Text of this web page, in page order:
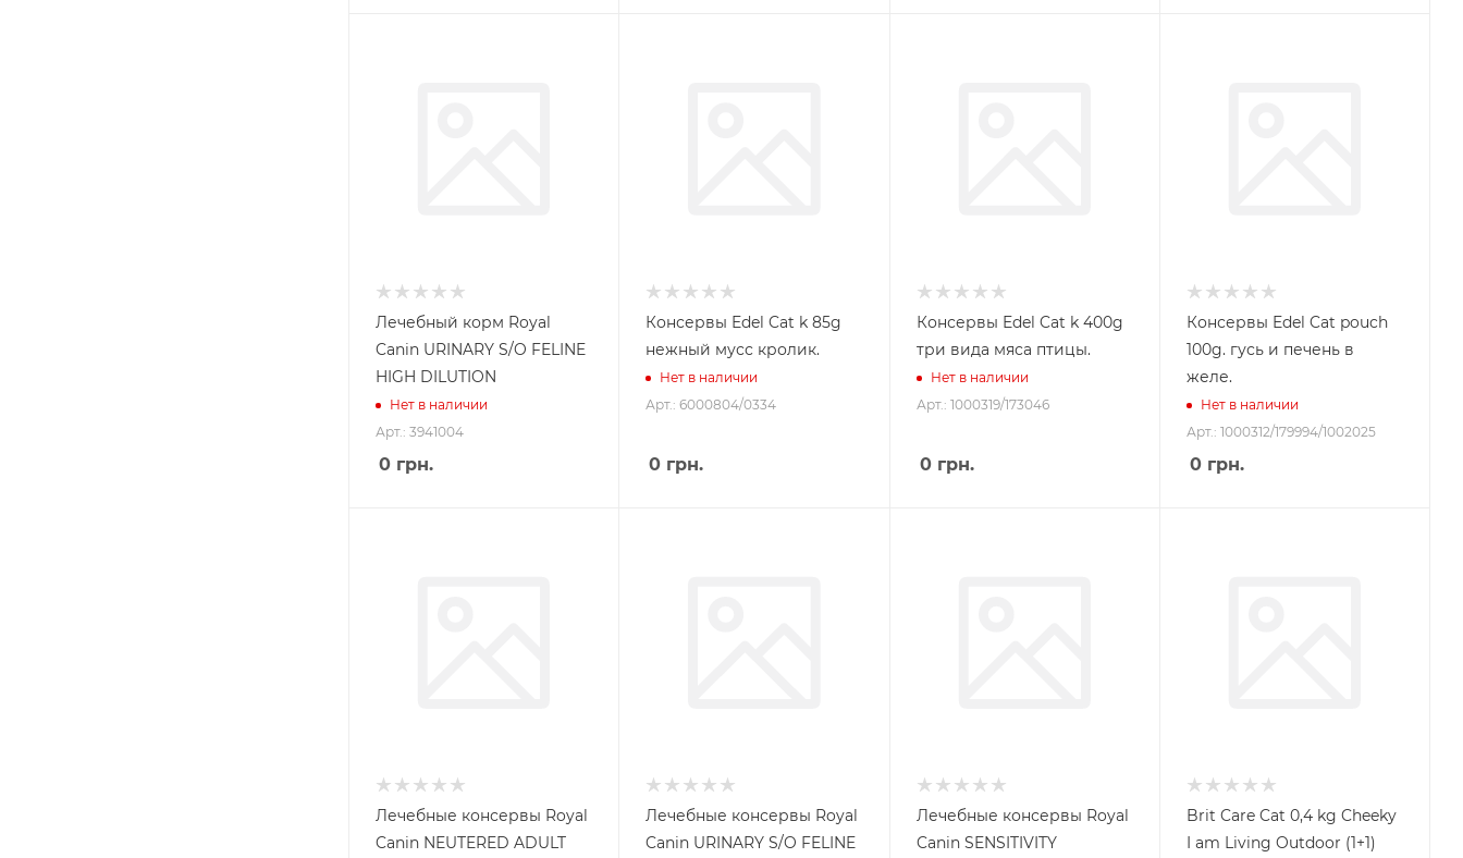
Лечебный корм Royal
Canin URINARY S/O FELINE
HIGH DILUTION
Нет в наличии
Арт.: 3941004
0 грн.
Консервы Edel Cat k 85g
нежный мусс кролик.
Нет в наличии
Арт.: 6000804/0334
0 грн.
Консервы Edel Cat k 400g
три вида мяса птицы.
Нет в наличии
Арт.: 1000319/173046
0грн.
Консервы Edel Cat pouch
100g. гусь и печень в
желе.
Нет в наличии
Арт.: 1000312/179994/1002025
0грн.
Лечебные консервы Royal
Canin NEUTERED ADULT
Лечебные консервы Royal
Canin URINARY S/O FELINE
Лечебные консервы Royal
Canin SENSITIVITY
Brit Care Cat 0,4 kg Cheeky
I am Living Outdoor (1+1)